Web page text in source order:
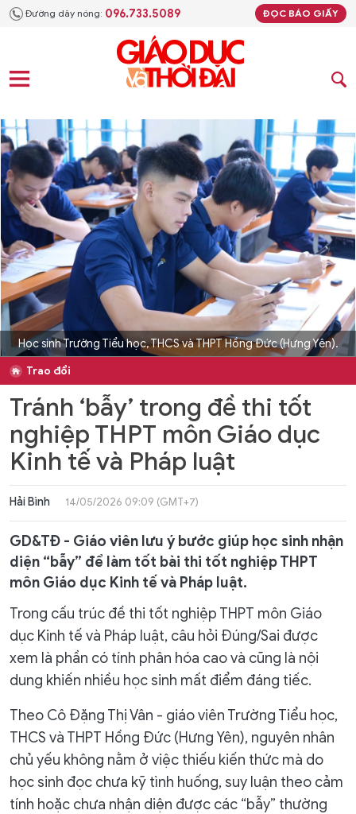
Đường dây nóng: 096.733.5089 ĐỌC BÁO GIẤY
Học sinh Trường Tiểu học, THCS và THPT Hồng Đức (Hưng Yên).
Trao đổi
Tránh ‘bẫy’ trong đề thi tốt
nghiệp THPT môn Giáo dục
Kinh tế và Pháp luật
Hải Bình 14/05/2026 09:09 (GMT+7)
GD&TĐ - Giáo viên lưu ý bước giúp học sinh nhận
diện “bẫy” để làm tốt bài thi tốt nghiệp THPT
môn Giáo dục Kinh tế và Pháp luật.
Trong cấu trúc đề thi tốt nghiệp THPT môn Giáo
dục Kinh tế và Pháp luật, câu hỏi Đúng/Sai được
xem là phần có tính phân hóa cao và cũng là nội
dung khiến nhiều học sinh mất điểm đáng tiếc.
Theo Cô Đặng Thị Vân - giáo viên Trường Tiểu học,
THCS và THPT Hồng Đức (Hưng Yên), nguyên nhân
chủ yếu không nằm ở việc thiếu kiến thức mà do
học sinh đọc chưa kỹ tình huống, suy luận theo cảm
tính hoặc chưa nhận diện được các “bẫy” thường